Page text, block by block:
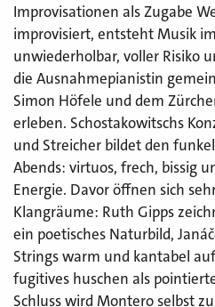
Improvisationen als Zugabe
improvisiert, entsteht Musik
unwiederholbar, voller Risiko
die Ausnahmepianistin
Simon Höfele und dem
erleben. Schostakowitschs
und Streicher bildet den
Abends: virtuos, frech, bissig
Energie. Davor öffnen sich
Klangräume: Ruth Gipps
ein poetisches Naturbild,
Strings warm und kantabel
fugitives huschen als
Schluss wird Montero selbst